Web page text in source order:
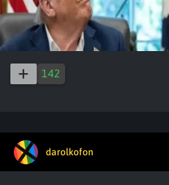
142
darolkofon